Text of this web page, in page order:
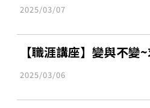
2025/03/07
【職涯講座】變與不變
2025/03/06